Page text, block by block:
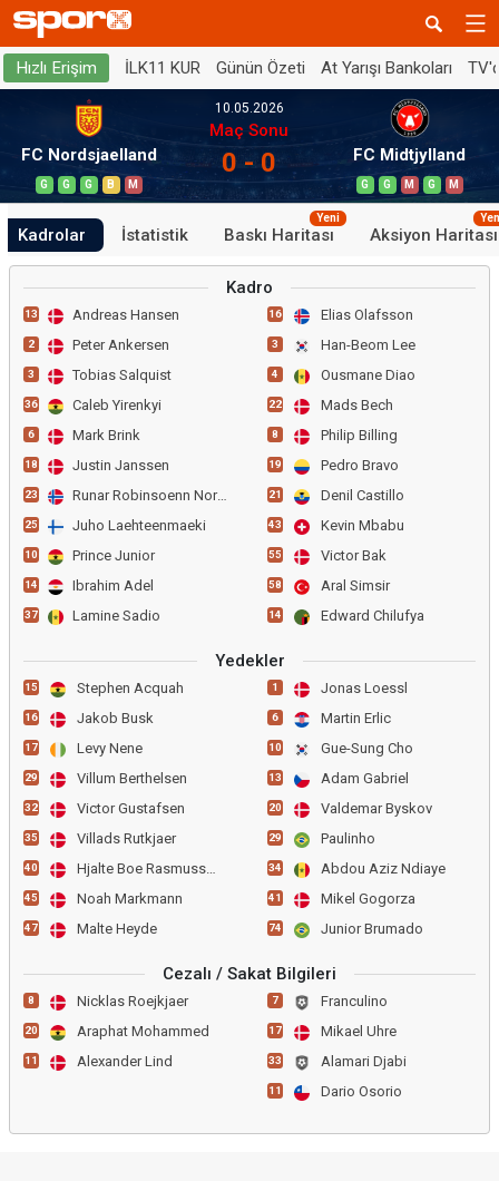
Hızlı Erişim İLK11 KUR Günün Özeti At Yarışı Bankoları
FC Nordsjaelland
G G G B M
10.05.2026
Maç Sonu
0 - 0 FC Midtjylland
G G M G M
Kadrolar İstatistik Baskı Haritası
Yeni
Aksiyon Haritası
Kadro
13 Andreas Hansen
2 Peter Ankersen
3 Tobias Salquist
36 Caleb Yirenkyi
6 Mark Brink
18 Justin Janssen
23 Runar Robinsoenn Norheim
25 Juho Laehteenmaeki
10 Prince Junior
14 Ibrahim Adel
37 Lamine Sadio
16 Elias Olafsson
3 Han-Beom Lee
4 Ousmane Diao
22 Mads Bech
8 Philip Billing
19 Pedro Bravo
21 Denil Castillo
43 Kevin Mbabu
55 Victor Bak
58 Aral Simsir
14 Edward Chilufya
Yedekler
15 Stephen Acquah
16 Jakob Busk
17 Levy Nene
29 Villum Berthelsen
32 Victor Gustafsen
35 Villads Rutkjaer
40 Hjalte Boe Rasmussen
45 Noah Markmann
47 Malte Heyde
1 Jonas Loessl
6 Martin Erlic
10 Gue-Sung Cho
13 Adam Gabriel
20 Valdemar Byskov
29 Paulinho
34 Abdou Aziz Ndiaye
41 Mikel Gogorza
74 Junior Brumado
Cezalı / Sakat Bilgileri
8 Nicklas Roejkjaer
20 Araphat Mohammed
11 Alexander Lind
7 Franculino
17 Mikael Uhre
33 Alamari Djabi
11 Dario Osorio